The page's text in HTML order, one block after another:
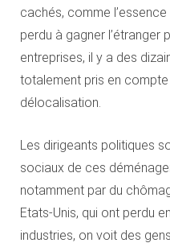
cachés, comme
perdu à gagner l’étranger
entreprises, il y a des
totalement pris en
délocalisation.
Les dirigeants politiques
sociaux de ces
notamment par du
Etats-Unis, qui ont perdu
industries, on voit des